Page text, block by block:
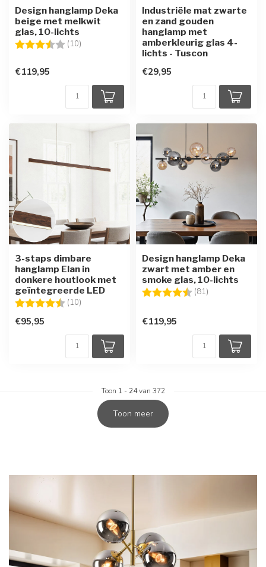
Design hanglamp Deka
beige met melkwit
glas, 10-lichts
Beoordeling: (10)
€119,95
Industriële mat zwarte
en zand gouden
hanglamp met
amberkleurig glas 4-
lichts - Tuscon
€29,95
3-staps dimbare
hanglamp Elan in
donkere houtlook met
geïntegreerde LED
Beoordeling: (10)
€95,95
Design hanglamp Deka
zwart met amber en
smoke glas, 10-lichts
Beoordeling: (81)
€119,95
Toon 1 - 24van 372
Toon meer